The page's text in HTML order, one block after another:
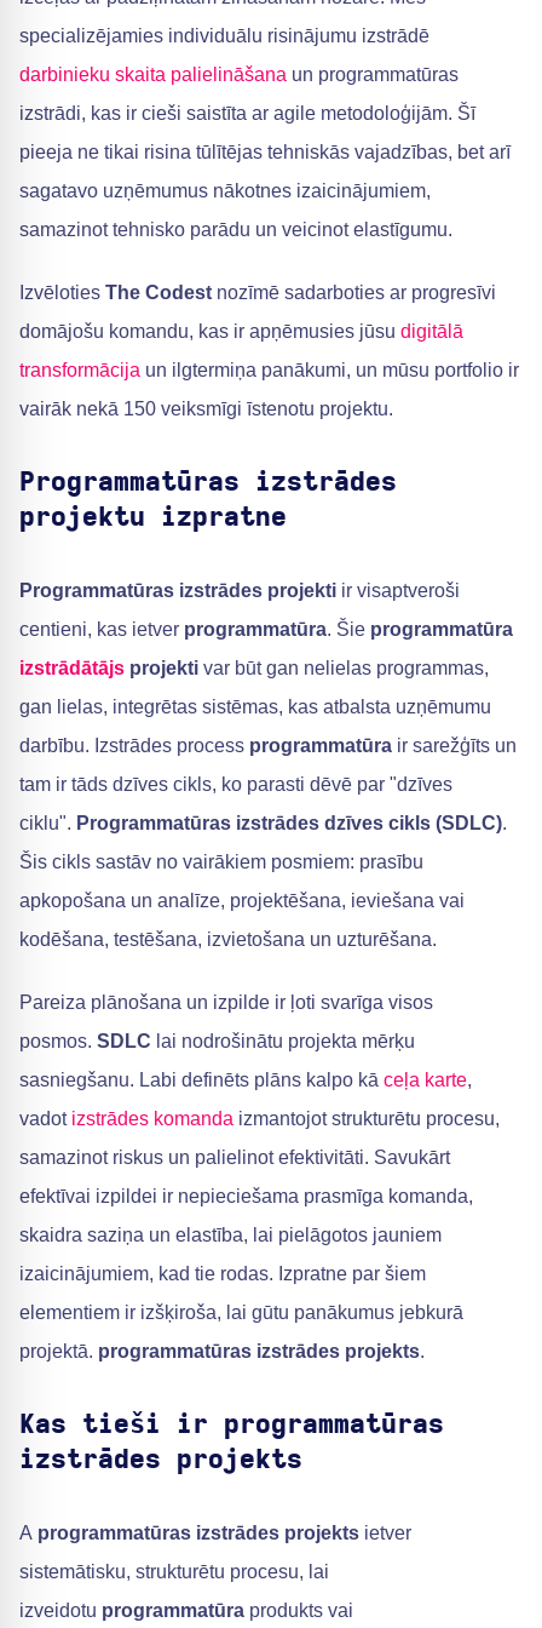
specializējamies individuālu risinājumu izstrādē
darbinieku skaita palielināšana un programmatūras
izstrādi, kas ir cieši saistīta ar agile metodoloģijām. Šī
pieeja ne tikai risina tūlītējas tehniskās vajadzības, bet arī
sagatavo uzņēmumus nākotnes izaicinājumiem,
samazinot tehnisko parādu un veicinot elastīgumu.
Izvēloties The Codest nozīmē sadarboties ar progresīvi
domājošu komandu, kas ir apņēmusies jūsu digitālā
transformācija un ilgtermiņa panākumi, un mūsu portfolio ir
vairāk nekā 150 veiksmīgi īstenotu projektu.
Programmatūras izstrādes
projektu izpratne
Programmatūras izstrādes projekti ir visaptveroši
centieni, kas ietver programmatūra. Šie programmatūra
izstrādātājs projekti var būt gan nelielas programmas,
gan lielas, integrētas sistēmas, kas atbalsta uzņēmumu
darbību. Izstrādes process programmatūra ir sarežģīts un
tam ir tāds dzīves cikls, ko parasti dēvē par "dzīves
ciklu". Programmatūras izstrādes dzīves cikls (SDLC).
Šis cikls sastāv no vairākiem posmiem: prasību
apkopošana un analīze, projektēšana, ieviešana vai
kodēšana, testēšana, izvietošana un uzturēšana.
Pareiza plānošana un izpilde ir ļoti svarīga visos
posmos. SDLC lai nodrošinātu projekta mērķu
sasniegšanu. Labi definēts plāns kalpo kā ceļa karte,
vadot izstrādes komanda izmantojot strukturētu procesu,
samazinot riskus un palielinot efektivitāti. Savukārt
efektīvai izpildei ir nepieciešama prasmīga komanda,
skaidra saziņa un elastība, lai pielāgotos jauniem
izaicinājumiem, kad tie rodas. Izpratne par šiem
elementiem ir izšķiroša, lai gūtu panākumus jebkurā
projektā. programmatūras izstrādes projekts.
Kas tieši ir programmatūras
izstrādes projekts
A programmatūras izstrādes projekts ietver
sistemātisku, strukturētu procesu, lai
izveidotu programmatūra produkts vai